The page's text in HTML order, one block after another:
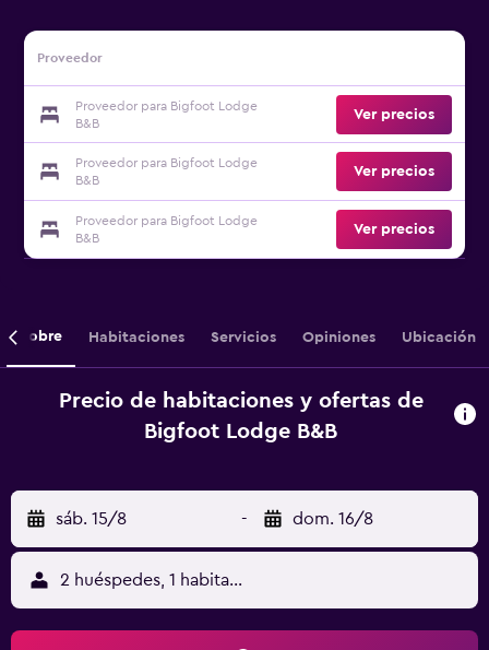
Proveedor
Proveedor para Bigfoot Lodge
B&B
Ver precios
Proveedor para Bigfoot Lodge
B&B
Ver precios
Proveedor para Bigfoot Lodge
B&B
Ver precios
Sobre Habitaciones Servicios Opiniones Ubicación
Precio de habitaciones y ofertas de
Bigfoot Lodge B&B
sáb. 15/8 - dom. 16/8
2 huéspedes, 1 habitación